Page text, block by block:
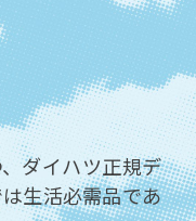
ダイハツ正規デ
生活必需品であ